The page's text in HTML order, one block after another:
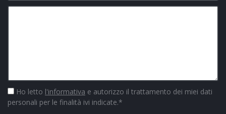
Ho letto l'informativa e autorizzo il trattamento dei miei dati
personali per le finalità ivi indicate.*